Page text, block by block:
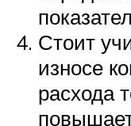
Стоит
износе
расхода